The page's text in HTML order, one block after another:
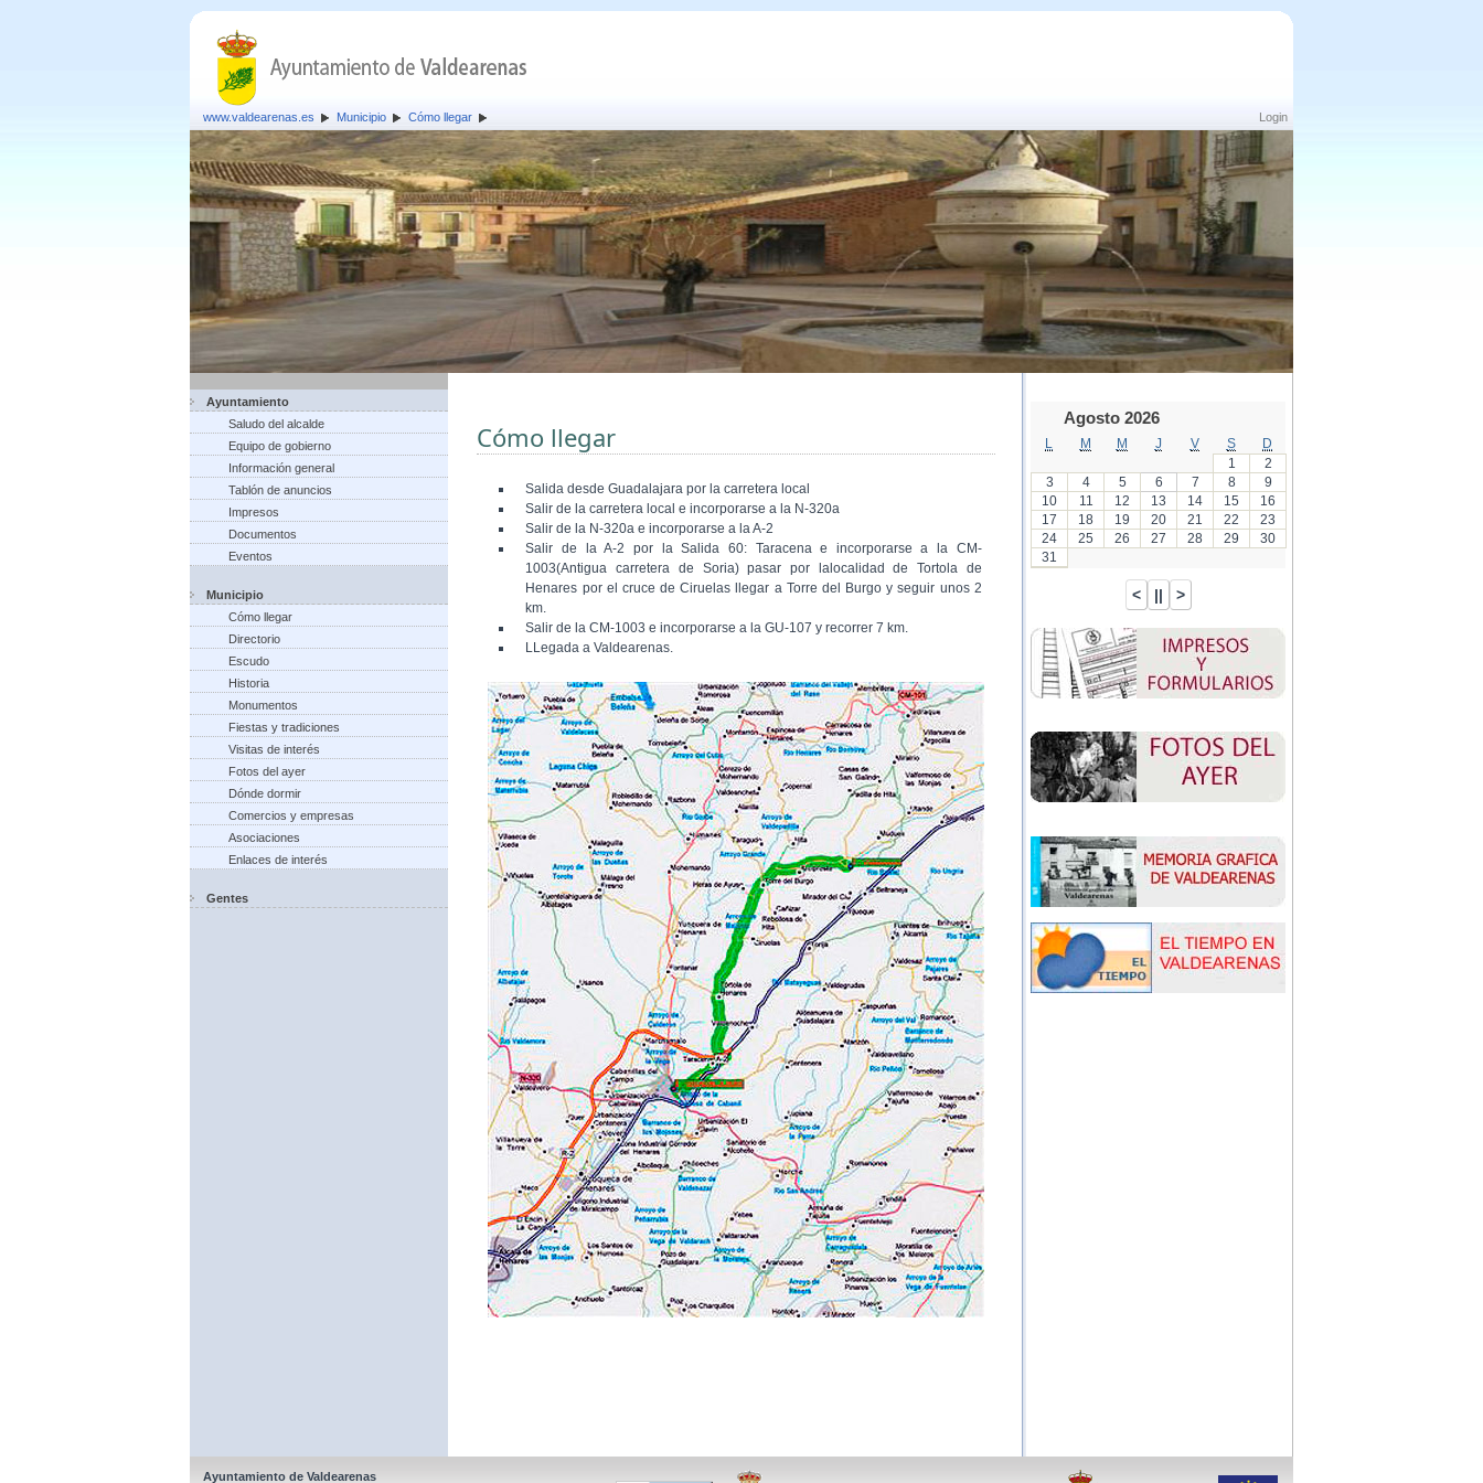
Login
www.valdearenas.es Municipio Cómo llegar
Ayuntamiento
Saludo del alcalde
Equipo de gobierno
Información general
Tablón de anuncios
Impresos
Documentos
Eventos
Municipio
Cómo llegar
Directorio
Escudo
Historia
Monumentos
Fiestas y tradiciones
Visitas de interés
Fotos del ayer
Dónde dormir
Comercios y empresas
Asociaciones
Enlaces de interés
Gentes
Cómo llegar
Salida desde Guadalajara por la carretera local
Salir de la carretera local e incorporarse a la N-320a
Salir de la N-320a e incorporarse a la A-2
Salir de la A-2 por la Salida 60: Taracena e incorporarse a la CM-
1003(Antigua carretera de Soria) pasar por lalocalidad de Tortola de
Henares por el cruce de Ciruelas llegar a Torre del Burgo y seguir unos 2
km.
Salir de la CM-1003 e incorporarse a la GU-107 y recorrer 7 km.
LLegada a Valdearenas.
Agosto 2026
M M J V S
D
1
2
3
4 5 6 7 8
9
10
11 12 13 14 15
16
17
18 19 20 21 22
23
24
25 26 27 28 29
30
31
Ayuntamiento de Valdearenas